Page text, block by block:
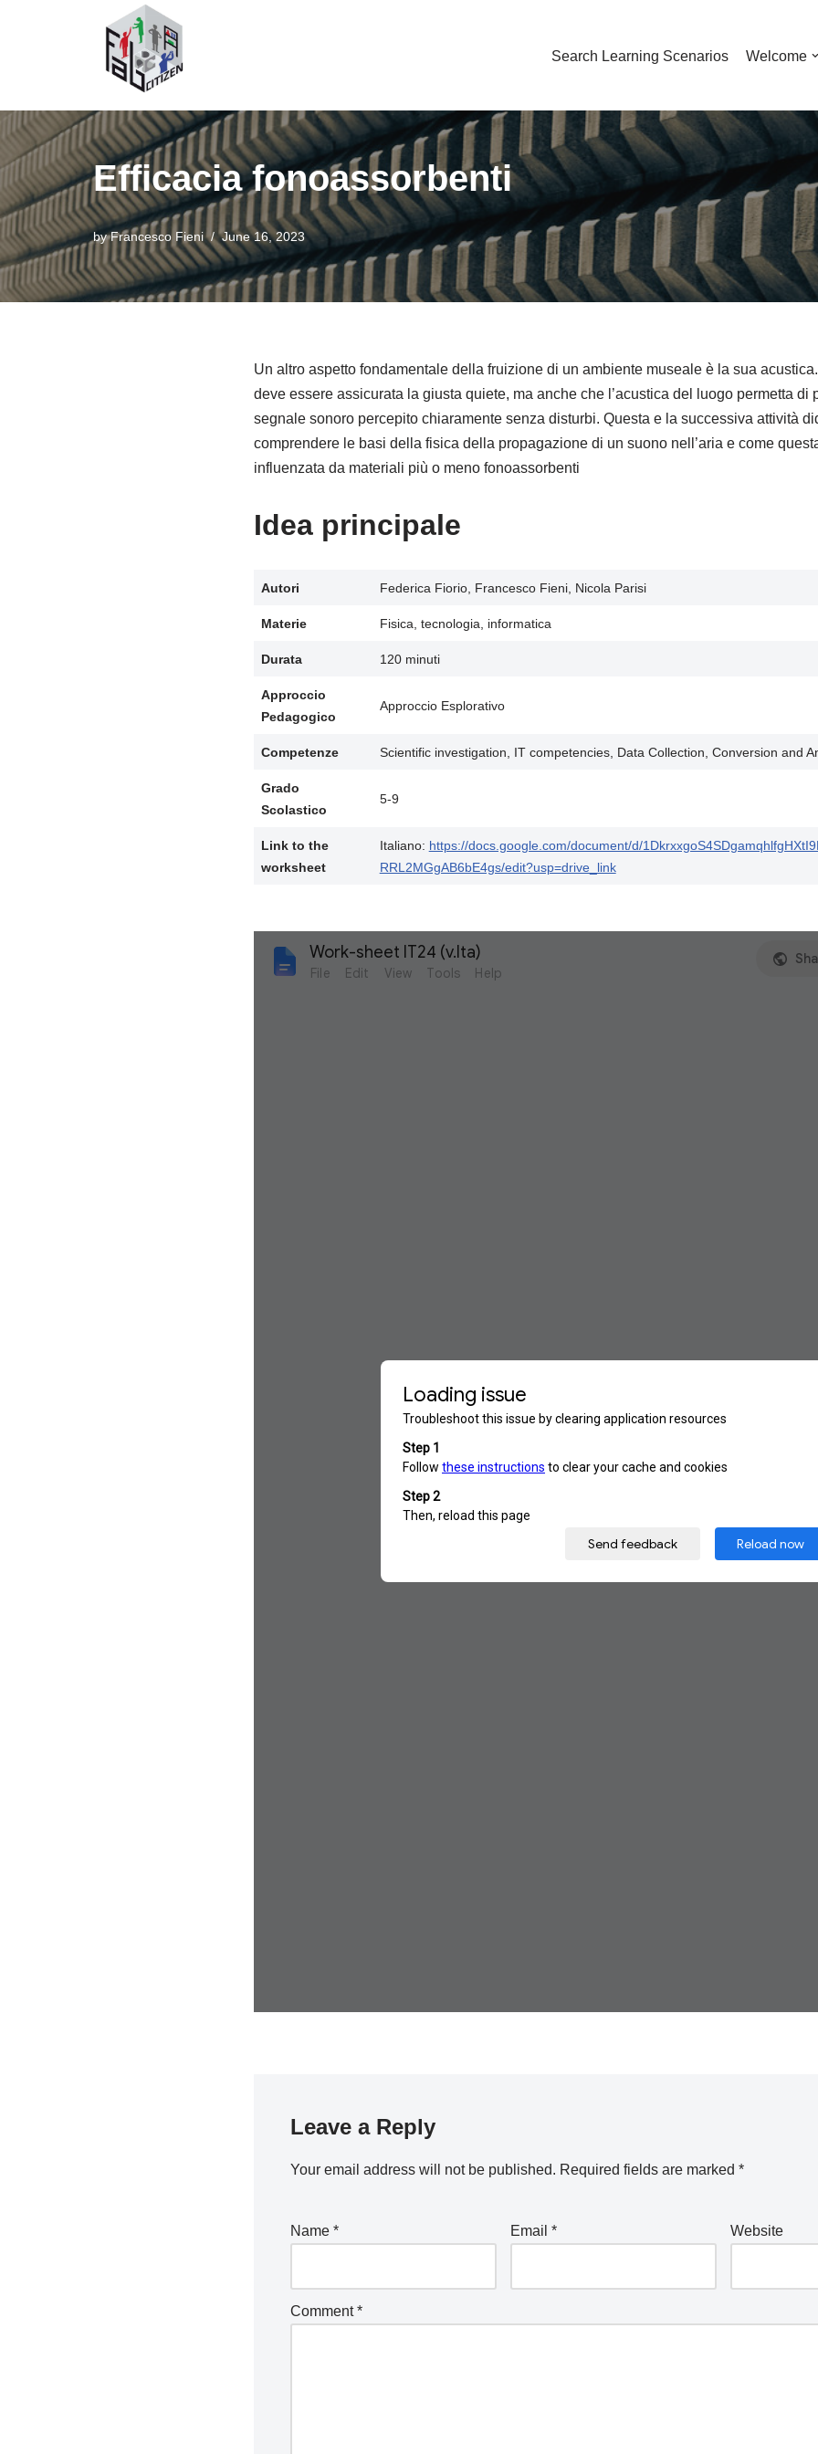
Search Learning Scenarios Welcome
Efficacia fonoassorbenti
byFrancesco Fieni June 16, 2023
Un altro aspetto fondamentale della fruizione di un ambiente museale è la sua
deve essere assicurata la giusta quiete, ma anche che l’acustica del luogo permetta di
segnale sonoro percepito chiaramente senza disturbi. Questa e la successiva attività
comprendere le basi della fisica della propagazione di un suono nell’aria e come
influenzata da materiali più o meno fonoassorbenti
Idea principale
Autori Federica Fiorio, Francesco Fieni, Nicola Parisi
Materie Fisica, tecnologia, informatica
Durata 120 minuti
Approccio
Pedagogico
Approccio Esplorativo
Competenze Scientific investigation, IT competencies, Data Collection, Conversion and
Grado
Scolastico
5-9
Link to the
worksheet
Italiano: https://docs.google.com/document/d/
RRL2MGgAB6bE4gs/edit?usp=drive_link
Leave a Reply
Your email address will not be published. Required fields are marked *
Name * Email * Website
Comment*